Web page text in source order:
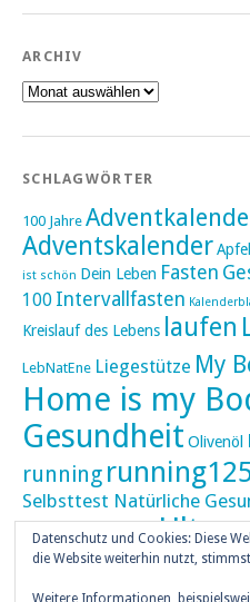
ARCHIV
Archiv
SCHLAGWÖRTER
100 Jahre
AdventskalenderApfel
ist schön Dein Leben Fasten
100 Intervallfasten
Kreislauf des Lebens laufen
LebNatEne Liegestütze My
Home is my
Gesundheit Olivenöl
running
Selbsttest Natürliche
Skaten Tageskalender Ultra
Datenschutz und Cookies: Diese
die Website weiterhin nutzt,